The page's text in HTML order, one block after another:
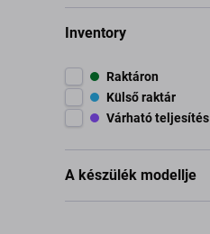
Inventory
Raktáron
Külső raktár
Várható teljesítés
A készülék modellje